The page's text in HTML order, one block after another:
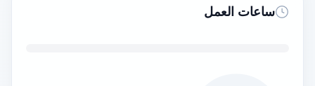
ساعات العمل